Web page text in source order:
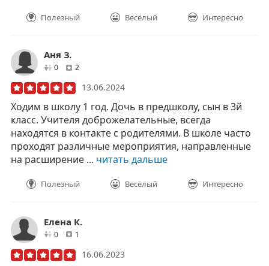
Полезный Весёлый Интересно
Аня З.
0друзей
2
13.06.2024
Ходим в школу 1 год. Дочь в предшколу, сын в 3й
класс. Учителя доброжелательные, всегда
находятся в контакте с родителями. В школе часто
проходят различные мероприятия, направленные
на расширение ... читать дальше
Полезный Весёлый Интересно
Елена К.
0друзей1
16.06.2023